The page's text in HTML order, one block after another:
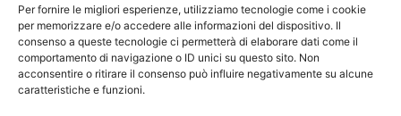
Per fornire le migliori esperienze, utilizziamo tecnologie come i cookie
per memorizzare e/o accedere alle informazioni del dispositivo. Il
consenso a queste tecnologie ci permetterà di elaborare dati come il
comportamento di navigazione o ID unici su questo sito. Non
acconsentire o ritirare il consenso può influire negativamente su alcune
caratteristiche e funzioni.
2026 © SIREA S.r.l.